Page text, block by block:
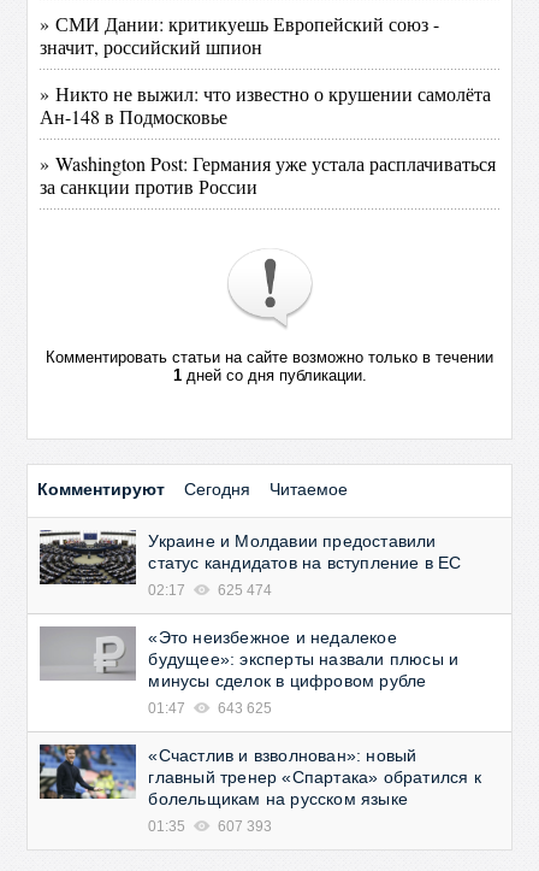
» СМИ Дании: критикуешь Европейский союз -
значит, российский шпион
» Никто не выжил: что известно о крушении самолёта
Ан-148 в Подмосковье
» Washington Post: Германия уже устала расплачиваться
за санкции против России
Комментировать статьи на сайте возможно только в течении
1дней со дня публикации.
Комментируют Сегодня Читаемое
Украине и Молдавии предоставили
статус кандидатов на вступление в ЕС
02:17 625 474
«Это неизбежное и недалекое
будущее»: эксперты назвали плюсы и
минусы сделок в цифровом рубле
01:47 643 625
«Счастлив и взволнован»: новый
главный тренер «Спартака» обратился к
болельщикам на русском языке
01:35 607 393